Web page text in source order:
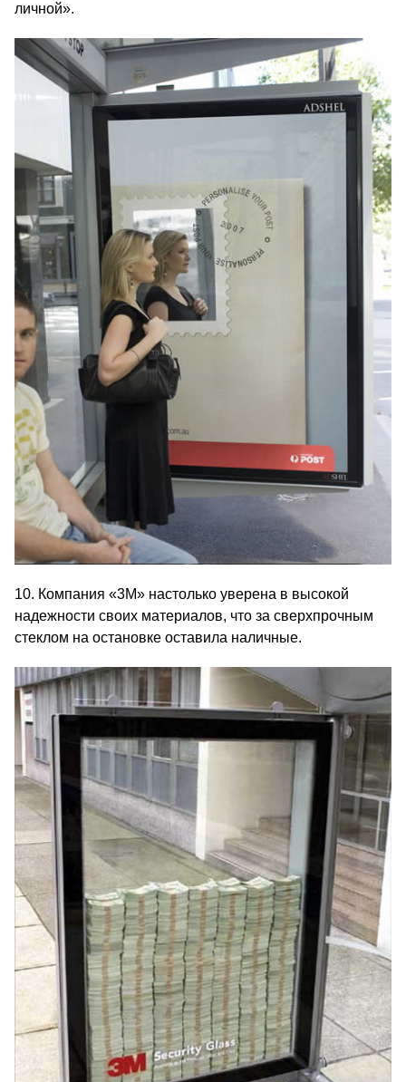
личной».
10. Компания «3M» настолько уверена в высокой
надежности своих материалов, что за сверхпрочным
стеклом на остановке оставила наличные.